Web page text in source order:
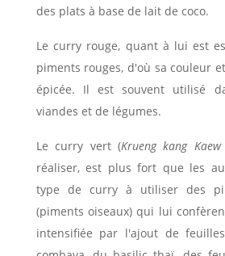
des plats à base de lait de coco.
Le curry rouge, quant à lui est
piments rouges, d'où sa couleur
épicée. Il est souvent utilisé
viandes et de légumes.
Le curry vert (Krueng kang Kaew
réaliser, est plus fort que les
type de curry à utiliser des
(piments oiseaux) qui lui
intensifiée par l'ajout de